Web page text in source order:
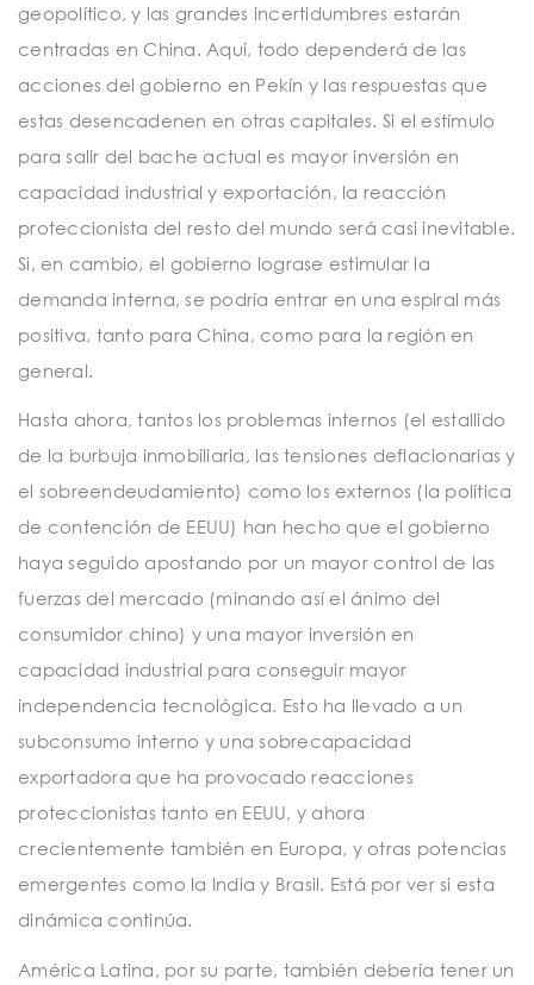
geopolítico, y las grandes incertidumbres estarán
centradas en China. Aquí, todo dependerá de las
acciones del gobierno en Pekín y las respuestas que
estas desencadenen en otras capitales. Si el estímulo
para salir del bache actual es mayor inversión en
capacidad industrial y exportación, la reacción
proteccionista del resto del mundo será casi inevitable.
Si, en cambio, el gobierno lograse estimular la
demanda interna, se podría entrar en una espiral más
positiva, tanto para China, como para la región en
general.
Hasta ahora, tantos los problemas internos (el estallido
de la burbuja inmobiliaria, las tensiones deflacionarias y
el sobreendeudamiento) como los externos (la política
de contención de EEUU) han hecho que el gobierno
haya seguido apostando por un mayor control de las
fuerzas del mercado (minando así el ánimo del
consumidor chino) y una mayor inversión en
capacidad industrial para conseguir mayor
independencia tecnológica. Esto ha llevado a un
subconsumo interno y una sobrecapacidad
exportadora que ha provocado reacciones
proteccionistas tanto en EEUU, y ahora
crecientemente también en Europa, y otras potencias
emergentes como la India y Brasil. Está por ver si esta
dinámica continúa.
América Latina, por su parte, también debería tener un